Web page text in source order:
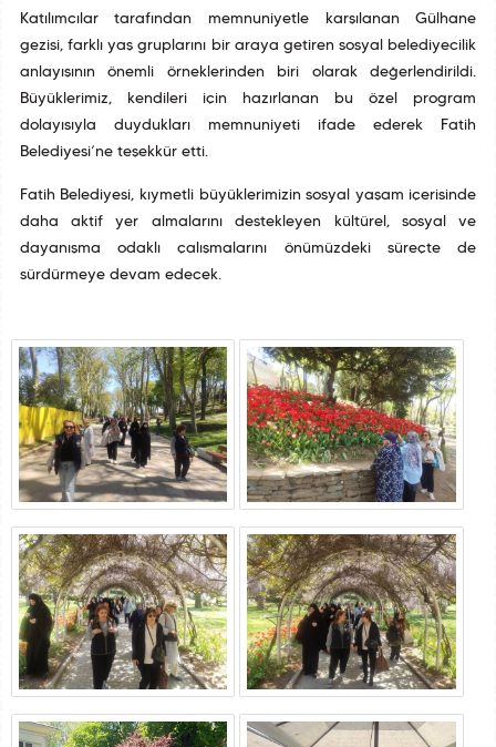
Katılımcılar tarafından memnuniyetle karşılanan Gülhane
gezisi, farklı yaş gruplarını bir araya getiren sosyal belediyecilik
anlayışının önemli örneklerinden biri olarak değerlendirildi.
Büyüklerimiz, kendileri için hazırlanan bu özel program
dolayısıyla duydukları memnuniyeti ifade ederek Fatih
Belediyesi’ne teşekkür etti.
Fatih Belediyesi, kıymetli büyüklerimizin sosyal yaşam içerisinde
daha aktif yer almalarını destekleyen kültürel, sosyal ve
dayanışma odaklı çalışmalarını önümüzdeki süreçte de
sürdürmeye devam edecek.